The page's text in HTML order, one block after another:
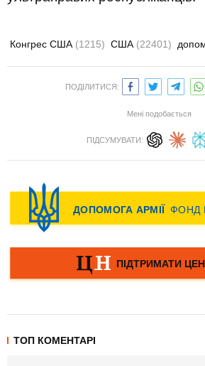
Конгрес США (1215) США (22401)
ПОДІЛИТИСЯ:
Мені подобається
ПІДСУМУВАТИ:
ТОП КОМЕНТАРІ